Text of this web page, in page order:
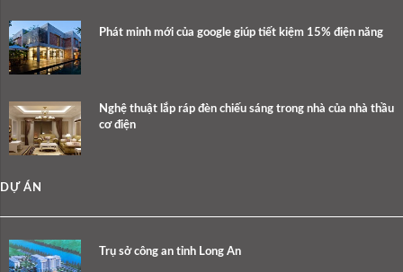
Phát minh mới của google giúp tiết kiệm 15% điện năng
Nghệ thuật lắp ráp đèn chiếu sáng trong nhà của nhà thầu
cơ điện
DỰ ÁN
Trụ sở công an tỉnh Long An